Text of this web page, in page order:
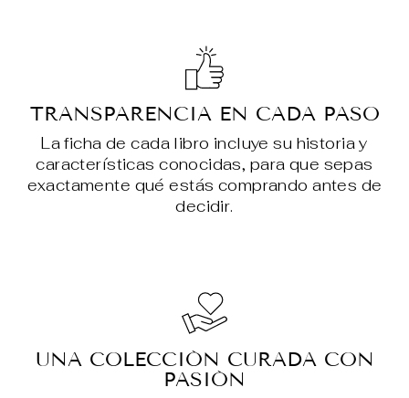
TRANSPARENCIA EN CADA PASO
La ficha de cada libro incluye su historia y
características conocidas, para que sepas
exactamente qué estás comprando antes de
decidir.
UNA COLECCIÓN CURADA CON
PASIÓN